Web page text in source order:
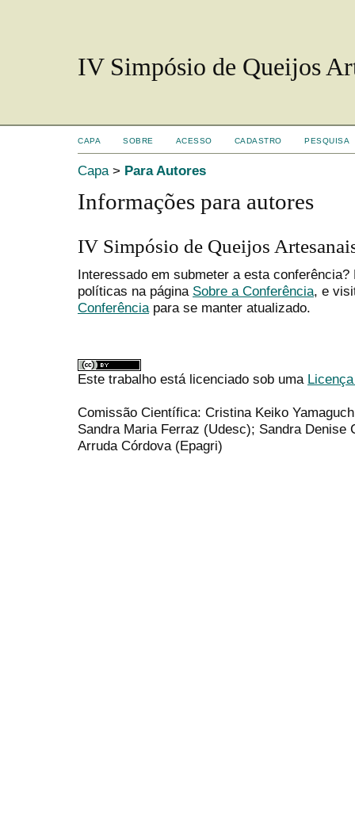
IV Simpósio de Queijos
CAPA SOBRE ACESSO CADASTRO PESQUISA
Capa> Para Autores
Informações para autores
IV Simpósio de Queijos
Interessado em submeter a esta
políticas na página Sobre a Conferência, e
Conferênciapara se manter atualizado.
Este trabalho está licenciado sob uma
Comissão Científica: Cristina Keiko
Sandra Maria Ferraz (Udesc); Sandra Denise
Arruda Córdova (Epagri)